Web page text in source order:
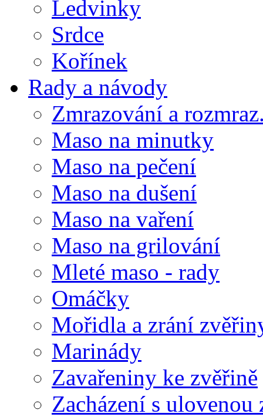
Ledvinky
Srdce
Kořínek
Rady a návody
Zmrazování a
Maso na minutky
Maso na pečení
Maso na dušení
Maso na vaření
Maso na grilování
Mleté maso - rady
Omáčky
Mořidla a zrání
Marinády
Zavařeniny ke zvěřině
Zacházení s ulovenou